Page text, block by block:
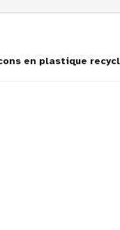
en plastique